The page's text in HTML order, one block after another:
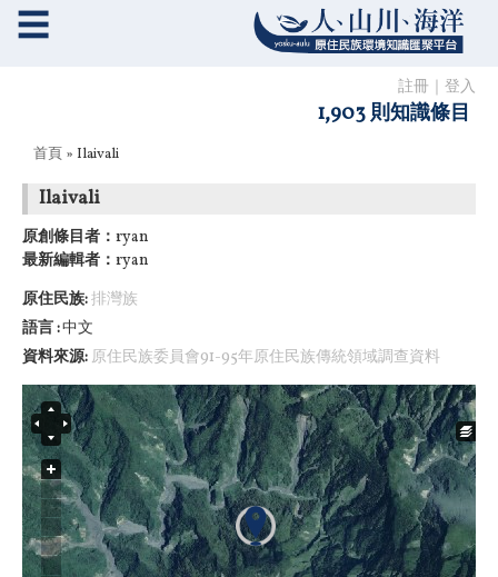
註冊 登入
1,903 則知識條目
☰
您在這裡
首頁 » Ilaivali
Ilaivali
原創條目者： ryan
最新編輯者： ryan
原住民族:排灣族
語言 中文
資料來源: 原住民族委員會91-95年原住民族傳統領域調查資料